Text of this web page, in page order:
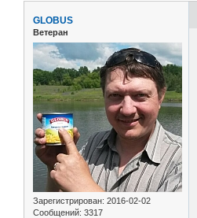
GLOBUS
Ветеран
Зарегистрирован: 2016-02-02
Сообщений: 3317